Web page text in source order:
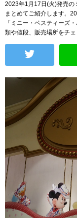
2023年1月17日(火)発売の
まとめてご紹介します。
「ミニー・ベスティーズ
類や値段、販売場所をチ